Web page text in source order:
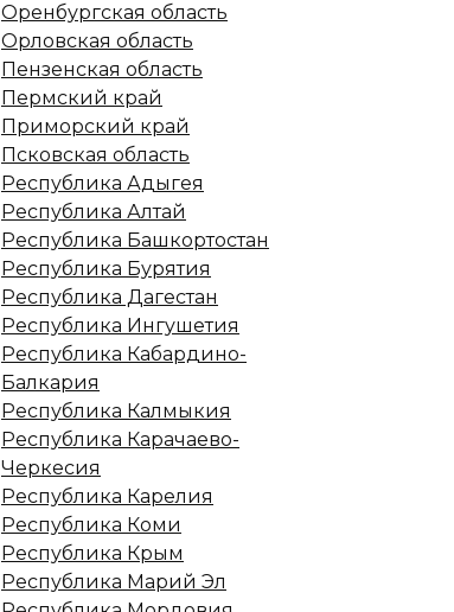
Оренбургская область
Орловская область
Пензенская область
Пермский край
Приморский край
Псковская область
Республика Адыгея
Республика Алтай
Республика Башкортостан
Республика Бурятия
Республика Дагестан
Республика Ингушетия
Республика Кабардино-
Балкария
Республика Калмыкия
Республика Карачаево-
Черкесия
Республика Карелия
Республика Коми
Республика Крым
Республика Марий Эл